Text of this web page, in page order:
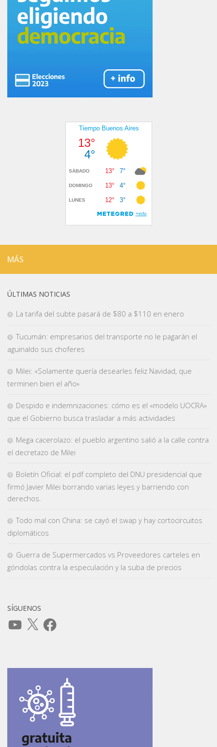
MÁS
ÚLTIMAS NOTICIAS
La tarifa del subte pasará de $80 a $110 en enero
Tucumán: empresarios del transporte no le pagarán el
aguinaldo sus choferes
Milei: «Solamente quería desearles feliz Navidad, que
terminen bien el año»
Despido e indemnizaciones: cómo es el «modelo UOCRA»
que el Gobierno busca trasladar a más actividades
Mega cacerolazo: el pueblo argentino salió a la calle contra
el decretazo de Milei
Boletín Oficial: el pdf completo del DNU presidencial que
firmó Javier Milei borrando varias leyes y barriendo con
derechos.
Todo mal con China: se cayó el swap y hay cortocircuitos
diplomáticos
Guerra de Supermercados vs Proveedores carteles en
góndolas contra la especulación y la suba de precios
SÍGUENOS
YouTube
X Facebook